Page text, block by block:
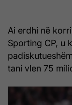
Ai erdhi në
Sporting CP, u
tani vlen 75